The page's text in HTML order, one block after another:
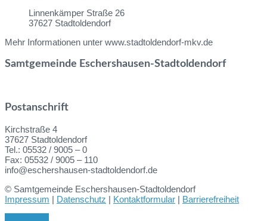
Linnenkämper Straße 26
37627 Stadtoldendorf
Mehr Informationen unter www.stadtoldendorf-mkv.de
Samtgemeinde Eschershausen-Stadtoldendorf
Postanschrift
Kirchstraße 4
37627 Stadtoldendorf
Tel.: 05532 / 9005 – 0
Fax: 05532 / 9005 – 110
info@eschershausen-stadtoldendorf.de
© Samtgemeinde Eschershausen-Stadtoldendorf
Impressum | Datenschutz | Kontaktformular | Barrierefreiheit